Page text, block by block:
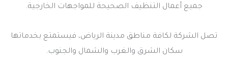
جميع أعمال التنظيف الصحيحة للمواجهات الخارجية.
تصل الشركة لكافة مناطق مدينة الرياض، فيستمتع بخدماتها
سكان الشرق والغرب والشمال والجنوب.